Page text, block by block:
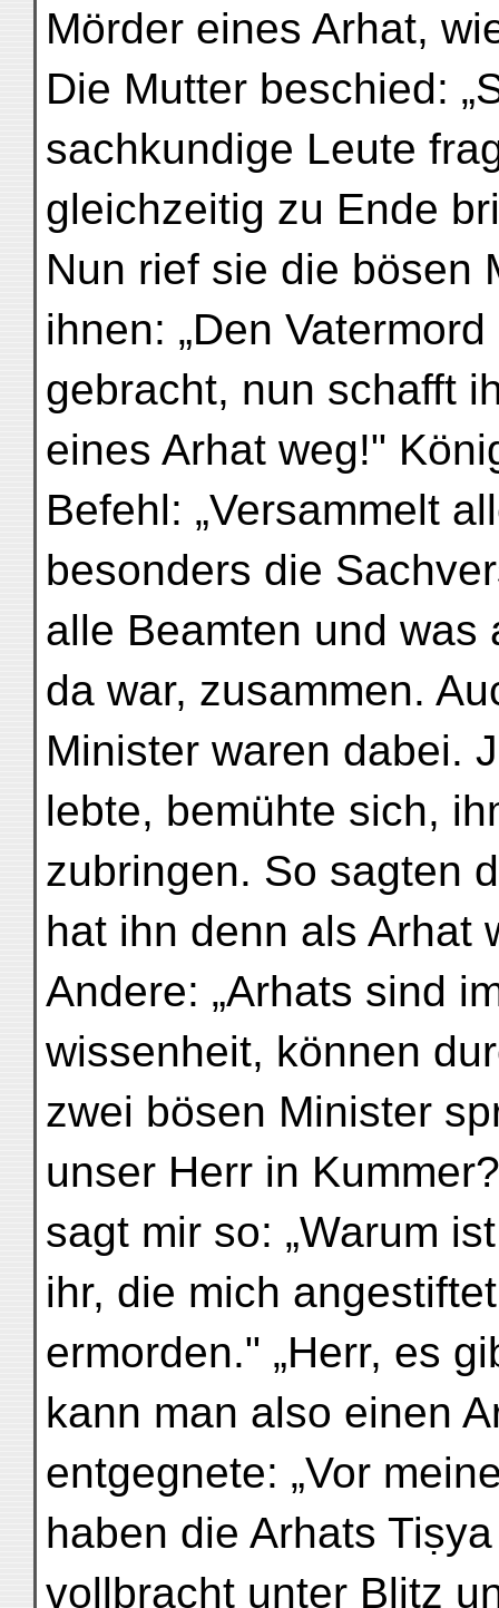
Mörder eines Arhat,
Die Mutter beschied:
sachkundige Leute
gleichzeitig zu Ende
Nun rief sie die bösen
ihnen: „Den
gebracht, nun schafft
eines Arhat weg!"
Befehl: „Versammelt
besonders die
alle Beamten und was
da war, zusammen.
Minister waren dabei.
lebte, bemühte sich,
zubringen. So sagten
hat ihn denn als Arhat
Andere: „Arhats sind
wissenheit, können
zwei bösen Minister
unser Herr in
sagt mir so: „Warum
ihr, die mich
ermorden." „Herr, es
kann man also einen
entgegnete: „Vor
haben die Arhats
vollbracht unter Blitz